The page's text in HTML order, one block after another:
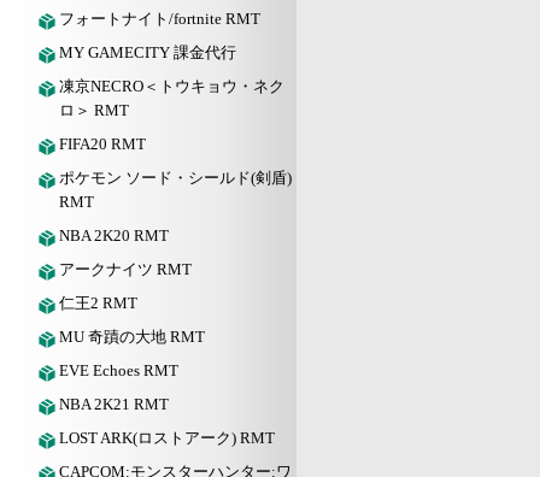
フォートナイト/fortnite RMT
MY GAMECITY 課金代行
凍京NECRO＜トウキョウ・ネク
ロ＞ RMT
FIFA20 RMT
ポケモン ソード・シールド(剣盾)
RMT
NBA 2K20 RMT
アークナイツ RMT
仁王2 RMT
MU 奇蹟の大地 RMT
EVE Echoes RMT
NBA 2K21 RMT
LOST ARK(ロストアーク) RMT
CAPCOM:モンスターハンター:ワ